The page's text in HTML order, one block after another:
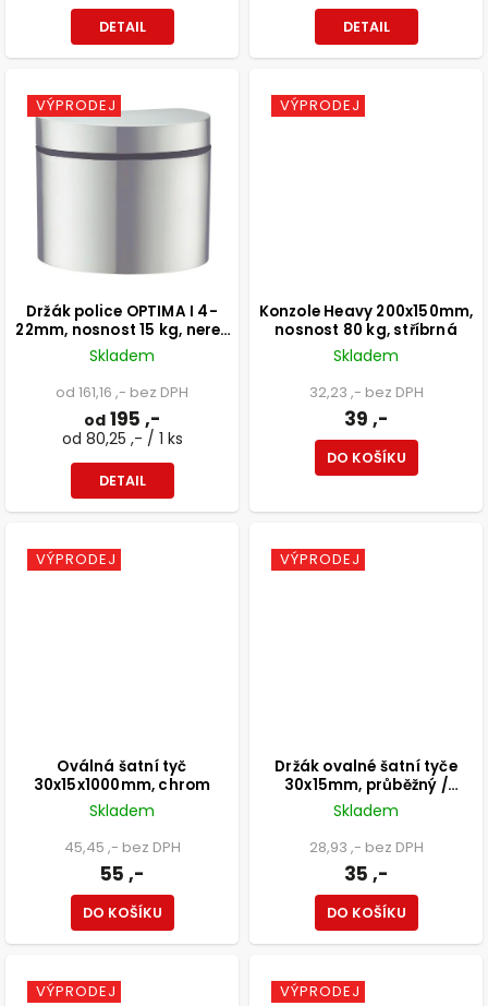
DETAIL DETAIL
VÝPRODEJ
Držák police OPTIMA I 4-
22mm, nosnost 15 kg, nerez
design
Skladem
od 161,16 ,- bez DPH
od 195 ,-
od 80,25 ,- / 1 ks
DETAIL
VÝPRODEJ
Konzole Heavy 200x150mm,
nosnost 80 kg, stříbrná
Skladem
32,23 ,- bez DPH
39 ,-
DO KOŠÍKU
VÝPRODEJ
Oválná šatní tyč
30x15x1000mm, chrom
Skladem
45,45 ,- bez DPH
55 ,-
DO KOŠÍKU
VÝPRODEJ
Držák ovalné šatní tyče
30x15mm, průběžný /
seřiditelný, poniklovaný
Skladem
28,93 ,- bez DPH
35 ,-
DO KOŠÍKU
VÝPRODEJ VÝPRODEJ